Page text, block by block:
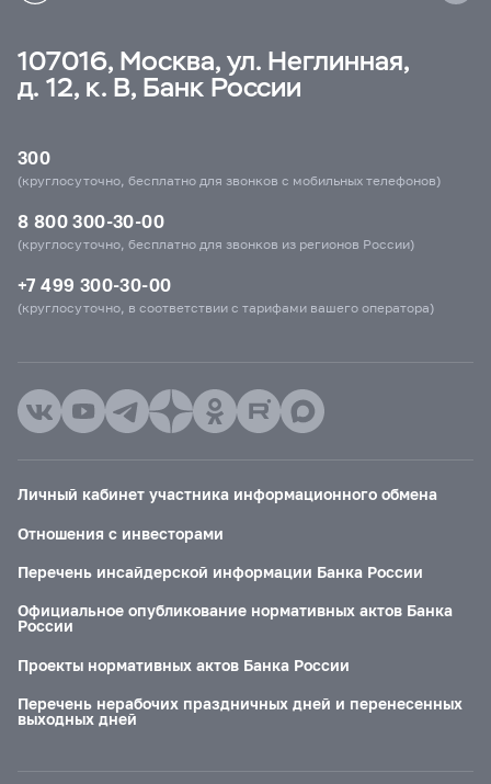
107016, Москва, ул. Неглинная,
д. 12, к. В, Банк России
300
(круглосуточно, бесплатно для звонков с мобильных телефонов)
8 800 300-30-00
(круглосуточно, бесплатно для звонков из регионов России)
+7 499 300-30-00
(круглосуточно, в соответствии с тарифами вашего оператора)
Личный кабинет участника информационного обмена
Отношения с инвесторами
Перечень инсайдерской информации Банка России
Официальное опубликование нормативных актов Банка
России
Проекты нормативных актов Банка России
Перечень нерабочих праздничных дней и перенесенных
выходных дней